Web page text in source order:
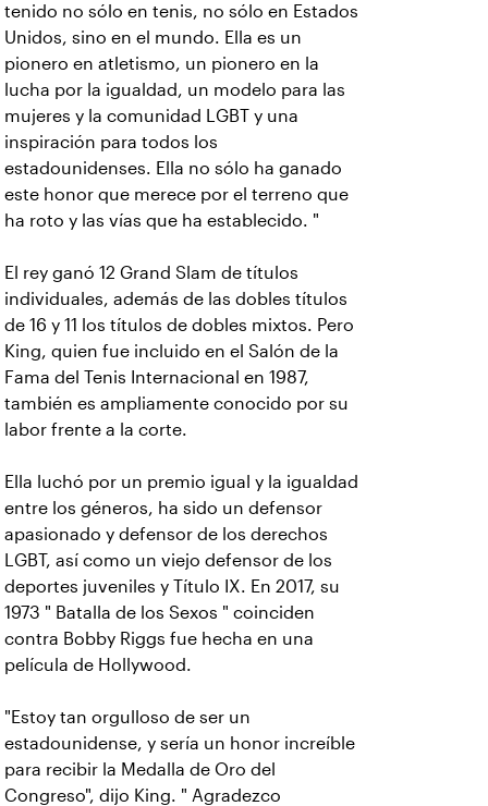
tenido no sólo en tenis, no sólo en Estados
Unidos, sino en el mundo. Ella es un
pionero en atletismo, un pionero en la
lucha por la igualdad, un modelo para las
mujeres y la comunidad LGBT y una
inspiración para todos los
estadounidenses. Ella no sólo ha ganado
este honor que merece por el terreno que
ha roto y las vías que ha establecido. "
El rey ganó 12 Grand Slam de títulos
individuales, además de las dobles títulos
de 16 y 11 los títulos de dobles mixtos. Pero
King, quien fue incluido en el Salón de la
Fama del Tenis Internacional en 1987,
también es ampliamente conocido por su
labor frente a la corte.
Ella luchó por un premio igual y la igualdad
entre los géneros, ha sido un defensor
apasionado y defensor de los derechos
LGBT, así como un viejo defensor de los
deportes juveniles y Título IX. En 2017, su
1973 " Batalla de los Sexos " coinciden
contra Bobby Riggs fue hecha en una
película de Hollywood.
"Estoy tan orgulloso de ser un
estadounidense, y sería un honor increíble
para recibir la Medalla de Oro del
Congreso", dijo King. " Agradezco